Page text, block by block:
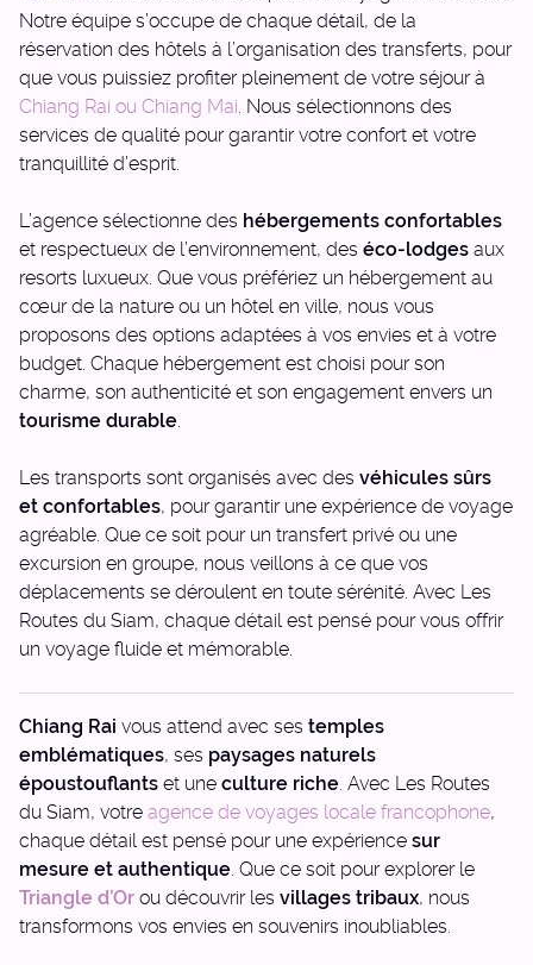
Notre équipe s’occupe de chaque détail, de la
réservation des hôtels à l’organisation des transferts, pour
que vous puissiez profiter pleinement de votre séjour à
Chiang Rai ou Chiang Mai. Nous sélectionnons des
services de qualité pour garantir votre confort et votre
tranquillité d’esprit.
L’agence sélectionne des hébergements confortables
et respectueux de l’environnement, des éco-lodges aux
resorts luxueux. Que vous préfériez un hébergement au
cœur de la nature ou un hôtel en ville, nous vous
proposons des options adaptées à vos envies et à votre
budget. Chaque hébergement est choisi pour son
charme, son authenticité et son engagement envers un
tourisme durable.
Les transports sont organisés avec des véhicules sûrs
et confortables, pour garantir une expérience de voyage
agréable. Que ce soit pour un transfert privé ou une
excursion en groupe, nous veillons à ce que vos
déplacements se déroulent en toute sérénité. Avec Les
Routes du Siam, chaque détail est pensé pour vous offrir
un voyage fluide et mémorable.
Chiang Rai vous attend avec ses temples
emblématiques, ses paysages naturels
époustouflants et une culture riche. Avec Les Routes
du Siam, votre agence de voyages locale francophone,
chaque détail est pensé pour une expérience sur
mesure et authentique. Que ce soit pour explorer le
Triangle d’Or ou découvrir les villages tribaux, nous
transformons vos envies en souvenirs inoubliables.